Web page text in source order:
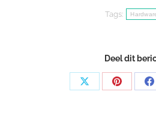
Tags:
Deel dit
Share Share